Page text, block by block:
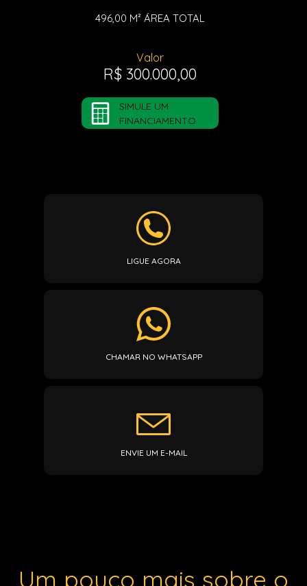
496,00 M² ÁREA TOTAL
Valor
R$ 300.000,00
SIMULE UM
FINANCIAMENTO
LIGUE AGORA
CHAMAR NO WHATSAPP
ENVIE UM E-MAIL
Um pouco mais sobre o